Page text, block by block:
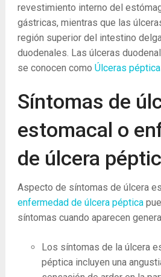
revestimiento interno del
gástricas, mientras que las
región superior del intestino
duodenales. Las úlceras
se conocen como Úlceras
Síntomas de
estomacal o
de úlcera
Aspecto de síntomas de úlcera
enfermedad de úlcera péptica
síntomas cuando aparecen
Los síntomas de la úlcera
péptica incluyen una